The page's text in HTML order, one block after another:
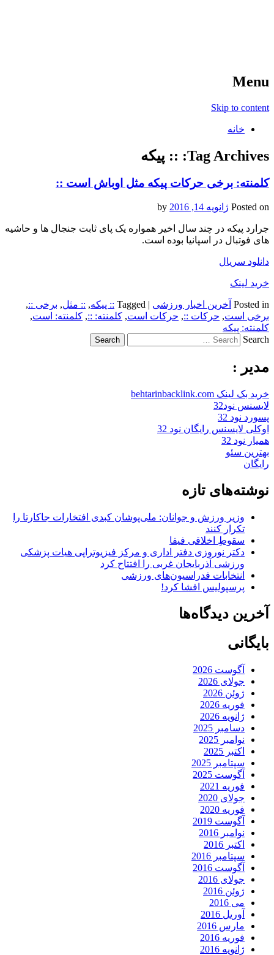
Menu
Skip to content
خانه
Tag Archives: :: پیکه
کلمنته: برخی حرکات پیکه مثل اوباش است ::
Posted on ژانویه 14, 2016
جرارد پیکه در چند سال اخیر همواره یک پای ثابت جنجال ها و حاشیه
های فوتبال در اسپانیا بوده است.
دانلود سریال
خرید لینک
Posted in آخرین اخبار ورزشی |
Tagged :: پیکه, :: مثل, برخی ::,
برخی است, حرکات ::, حرکات است, کلمنته: ::, کلمنته: است,
کلمنته: پیکه
Search
مدیر :
خرید بک لینک behtarinbacklink.com
لایسنس نود32
پسورد نود 32
اوکلی لایسنس رایگان نود 32
همیار نود 32
بهترین سئو
رایگان
نوشته‌های تازه
وزیر ورزش و جوانان: ملی‌پوشان کبدی افتخارات جاکارتا را
تکرار کنند
سقوطِ اخلاقی فیفا
دکتر نوروزی دفتر اداری و مرکز فیزیوتراپی هیات پزشکی
ورزشی آذربایجان غربی را افتتاح کرد
انتخابات فدراسیون‌های ورزشی
پرسپولیس افشا کرد!
آخرین دیدگاه‌ها
بایگانی
آگوست 2026
جولای 2026
ژوئن 2026
فوریه 2026
ژانویه 2026
دسامبر 2025
نوامبر 2025
اکتبر 2025
سپتامبر 2025
آگوست 2025
فوریه 2021
جولای 2020
فوریه 2020
آگوست 2019
نوامبر 2016
اکتبر 2016
سپتامبر 2016
آگوست 2016
جولای 2016
ژوئن 2016
می 2016
آوریل 2016
مارس 2016
فوریه 2016
ژانویه 2016